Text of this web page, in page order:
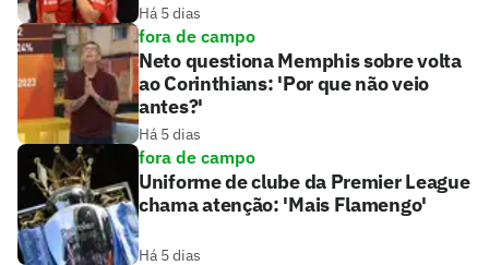
Há 5 dias
fora de campo
Neto questiona Memphis sobre volta
ao Corinthians: 'Por que não veio
antes?'
Há 5 dias
fora de campo
Uniforme de clube da Premier League
chama atenção: 'Mais Flamengo'
Há 5 dias